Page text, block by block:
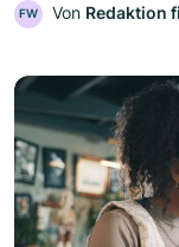
FW Von Redaktion